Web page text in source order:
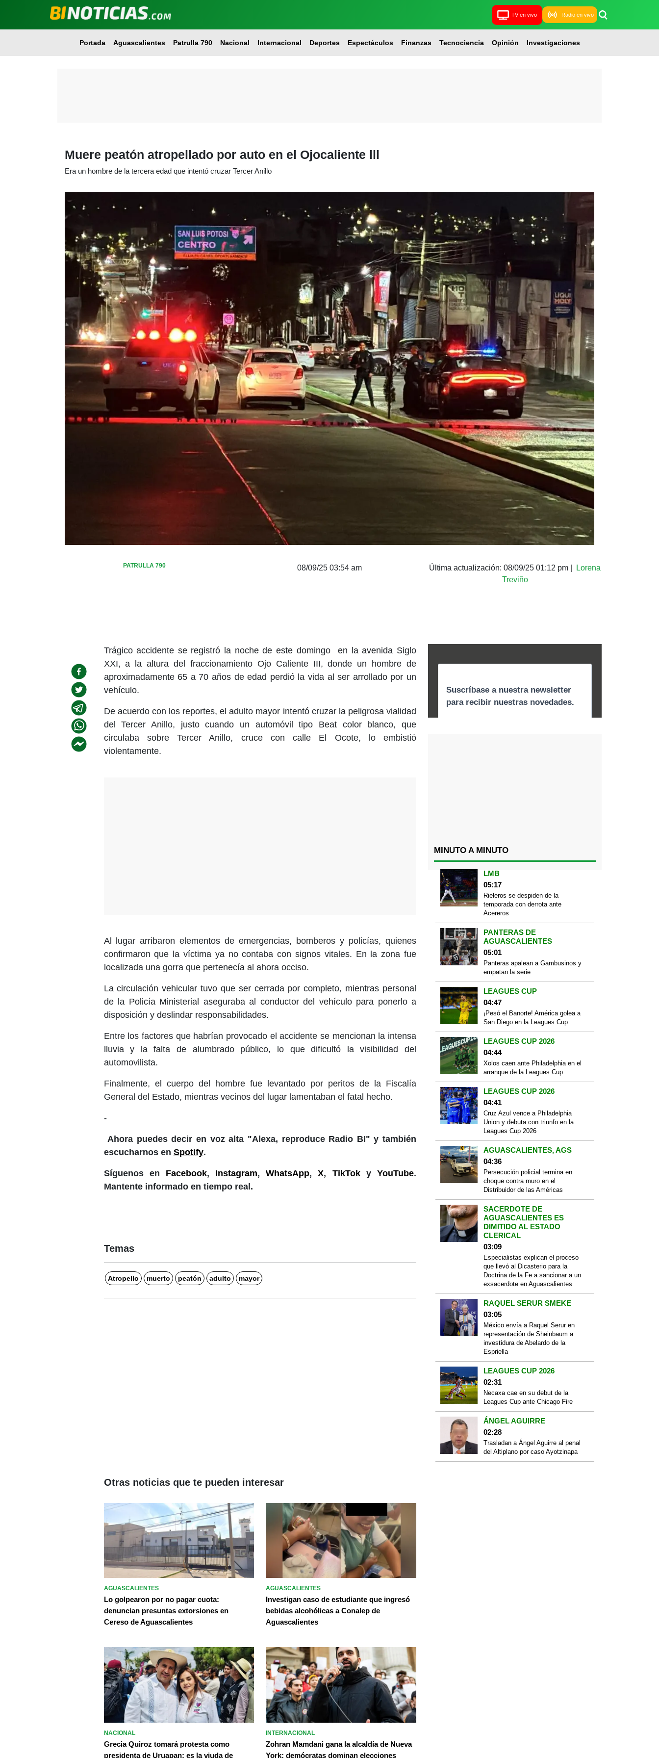
TV en vivo Radio en vivo
Portada Aguascalientes Patrulla 790 Nacional Internacional Deportes Espectáculos Finanzas Tecnociencia Opinión Investigaciones
Muere peatón atropellado por auto en el Ojocaliente lll
Era un hombre de la tercera edad que intentó cruzar Tercer Anillo
PATRULLA 790 08/09/25 03:54 am Última actualización: 08/09/25 01:12 pm
Lorena
Treviño
Trágico accidente se registró la noche de este domingo en la avenida Siglo
XXI, a la altura del fraccionamiento Ojo Caliente III, donde un hombre de
aproximadamente 65 a 70 años de edad perdió la vida al ser arrollado por un
vehículo.
De acuerdo con los reportes, el adulto mayor intentó cruzar la peligrosa vialidad
del Tercer Anillo, justo cuando un automóvil tipo Beat color blanco, que
circulaba sobre Tercer Anillo, cruce con calle El Ocote, lo embistió
violentamente.
Al lugar arribaron elementos de emergencias, bomberos y policías, quienes
confirmaron que la víctima ya no contaba con signos vitales. En la zona fue
localizada una gorra que pertenecía al ahora occiso.
La circulación vehicular tuvo que ser cerrada por completo, mientras personal
de la Policía Ministerial aseguraba al conductor del vehículo para ponerlo a
disposición y deslindar responsabilidades.
Entre los factores que habrían provocado el accidente se mencionan la intensa
lluvia y la falta de alumbrado público, lo que dificultó la visibilidad del
automovilista.
Finalmente, el cuerpo del hombre fue levantado por peritos de la Fiscalía
General del Estado, mientras vecinos del lugar lamentaban el fatal hecho.
-
Ahora puedes decir en voz alta "Alexa, reproduce Radio BI" y también
escucharnos en Spotify.
Síguenos en Facebook, Instagram,WhatsApp,X, TikToky YouTube.
Mantente informado en tiempo real.
Temas
Atropello muerto peatón adulto mayor
MINUTO A MINUTO
LMB
05:17
Rieleros se despiden de la
temporada con derrota ante
Acereros
PANTERAS DE
AGUASCALIENTES
05:01
Panteras apalean a Gambusinos y
empatan la serie
LEAGUES CUP
04:47
¡Pesó el Banorte! América golea a
San Diego en la Leagues Cup
LEAGUES CUP 2026
04:44
Xolos caen ante Philadelphia en el
arranque de la Leagues Cup
LEAGUES CUP 2026
04:41
Cruz Azul vence a Philadelphia
Union y debuta con triunfo en la
Leagues Cup 2026
AGUASCALIENTES, AGS
04:36
Persecución policial termina en
choque contra muro en el
Distribuidor de las Américas
SACERDOTE DE
AGUASCALIENTES ES
DIMITIDO AL ESTADO
CLERICAL
03:09
Especialistas explican el proceso
que llevó al Dicasterio para la
Doctrina de la Fe a sancionar a un
exsacerdote en Aguascalientes
RAQUEL SERUR SMEKE
03:05
México envía a Raquel Serur en
representación de Sheinbaum a
investidura de Abelardo de la
Espriella
LEAGUES CUP 2026
02:31
Necaxa cae en su debut de la
Leagues Cup ante Chicago Fire
ÁNGEL AGUIRRE
02:28
Trasladan a Ángel Aguirre al penal
del Altiplano por caso Ayotzinapa
Otras noticias que te pueden interesar
AGUASCALIENTES
Lo golpearon por no pagar cuota:
denuncian presuntas extorsiones en
Cereso de Aguascalientes
AGUASCALIENTES
Investigan caso de estudiante que ingresó
bebidas alcohólicas a Conalep de
Aguascalientes
NACIONAL
Grecia Quiroz tomará protesta como
presidenta de Uruapan; es la viuda de
INTERNACIONAL
Zohran Mamdani gana la alcaldía de Nueva
York; demócratas dominan elecciones